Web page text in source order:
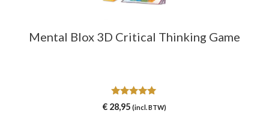
Mental Blox 3D Critical Thinking Game
5.00
van 5
€ 28,95 (incl. BTW)